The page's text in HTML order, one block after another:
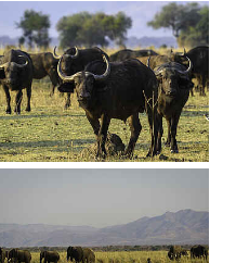
Show larger version